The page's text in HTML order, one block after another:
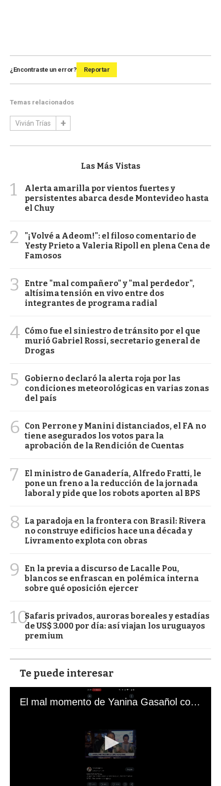
¿Encontraste un error? Reportar
Temas relacionados
Vivián Trías
Las Más Vistas
1
Alerta amarilla por vientos fuertes y
persistentes abarca desde Montevideo hasta
el Chuy
2
"¡Volvé a Adeom!": el filoso comentario de
Yesty Prieto a Valeria Ripoll en plena Cena de
Famosos
3
Entre "mal compañero" y "mal perdedor",
altísima tensión en vivo entre dos
integrantes de programa radial
4 Cómo fue el siniestro de tránsito por el que
murió Gabriel Rossi, secretario general de
Drogas
5
Gobierno declaró la alerta roja por las
condiciones meteorológicas en varias zonas
del país
6
Con Perrone y Manini distanciados, el FA no
tiene asegurados los votos para la
aprobación de la Rendición de Cuentas
7
El ministro de Ganadería, Alfredo Fratti, le
pone un freno a la reducción de la jornada
laboral y pide que los robots aporten al BPS
8
La paradoja en la frontera con Brasil: Rivera
no construye edificios hace una década y
Livramento explota con obras
9
En la previa a discurso de Lacalle Pou,
blancos se enfrascan en polémica interna
sobre qué oposición ejercer
10Safaris privados, auroras boreales y estadías
de US$ 3.000 por día: así viajan los uruguayos
premium
Te puede interesar
El mal momento de Yanina Gasañol con un hincha argentino en "Subrayado"